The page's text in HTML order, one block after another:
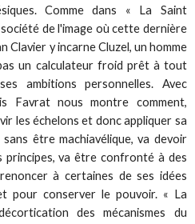
Comme dans « La Saint
de l'image où cette dernière
Clavier y incarne Cluzel, un homme
un calculateur froid prêt à tout
ambitions personnelles. Avec
Favrat nous montre comment,
les échelons et donc appliquer sa
sans être machiavélique, va devoir
principes, va être confronté à des
à certaines de ses idées
pour conserver le pouvoir. « La
des mécanismes du